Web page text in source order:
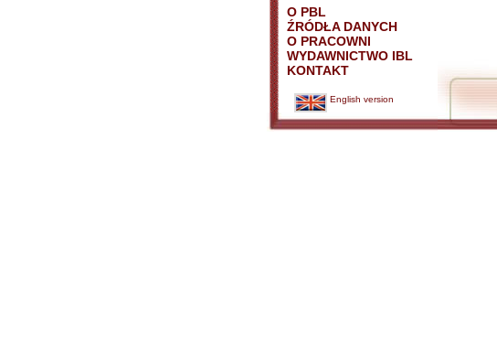
O PBL
ŹRÓDŁA DANYCH
O PRACOWNI
WYDAWNICTWO IBL
KONTAKT
English version